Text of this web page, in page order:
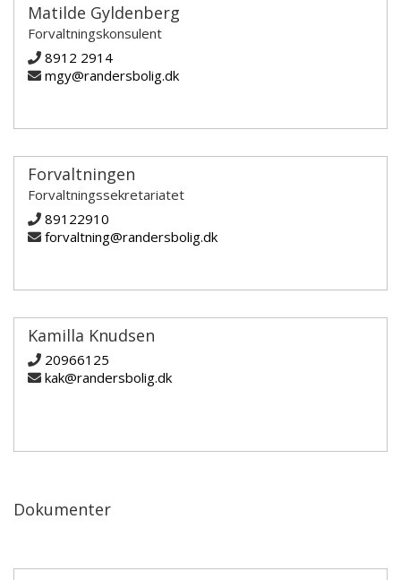
Matilde Gyldenberg
Forvaltningskonsulent
8912 2914
mgy@randersbolig.dk
Forvaltningen
Forvaltningssekretariatet
89122910
forvaltning@randersbolig.dk
Kamilla Knudsen
20966125
kak@randersbolig.dk
Dokumenter